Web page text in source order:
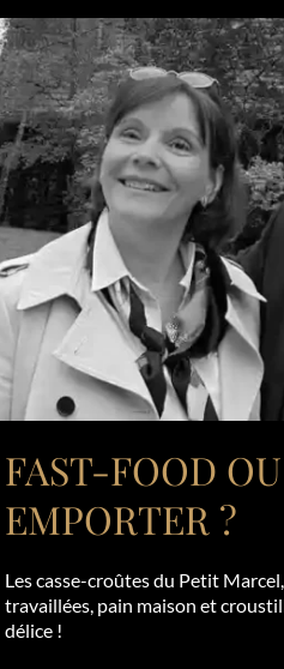
FAST-FOOD
EMPORTER ?
Les casse-croûtes du Petit
travaillées, pain maison et
délice !